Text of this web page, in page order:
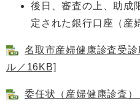
後日、審査の上、助成
定された銀行口座（産
名取市産婦健康診査受
ル／16KB]
委任状（産婦健康診査